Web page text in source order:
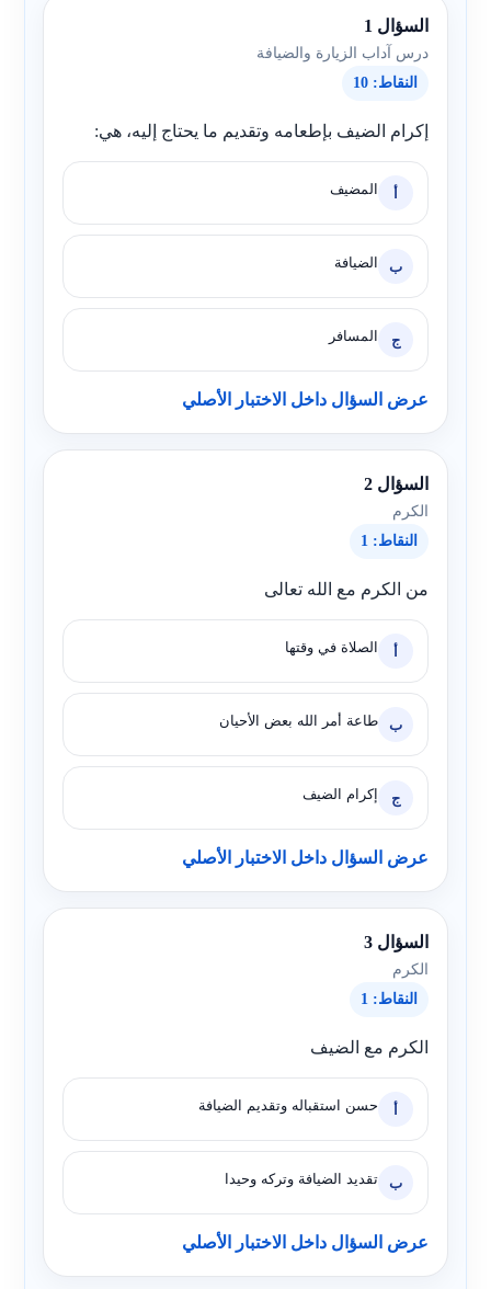
السؤال 1
درس آداب الزيارة والضيافة
النقاط: 10
إكرام الضيف بإطعامه وتقديم ما يحتاج إليه، هي:
أ المضيف
ب الضيافة
ج المسافر
عرض السؤال داخل الاختبار الأصلي
السؤال 2
الكرم
النقاط: 1
من الكرم مع الله تعالى
أ الصلاة في وقتها
ب طاعة أمر الله بعض الأحيان
ج إكرام الضيف
عرض السؤال داخل الاختبار الأصلي
السؤال 3
الكرم
النقاط: 1
الكرم مع الضيف
أ حسن استقباله وتقديم الضيافة
ب تقديد الضيافة وتركه وحيدا
عرض السؤال داخل الاختبار الأصلي